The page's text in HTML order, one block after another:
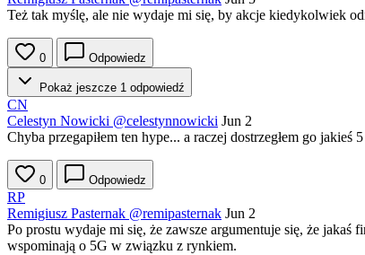
Też tak myślę, ale nie wydaje mi się, by akcje kiedykolwiek
0 Odpowiedz
Pokaż jeszcze 1 odpowiedź
CN
Celestyn Nowicki @celestynnowicki Jun 2
Chyba przegapiłem ten hype... a raczej dostrzegłem go jakieś
0 Odpowiedz
RP
Remigiusz Pasternak @remipasternak Jun 2
Po prostu wydaje mi się, że zawsze argumentuje się, że jakaś
wspominają o 5G w związku z rynkiem.